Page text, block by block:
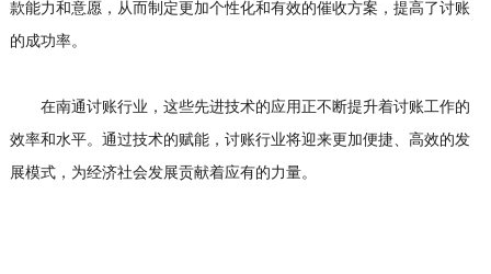
款能力和意愿，从而制定更加个性化和有效的催收方案，提高了讨账
的成功率。
在南通讨账行业，这些先进技术的应用正不断提升着讨账工作的
效率和水平。通过技术的赋能，讨账行业将迎来更加便捷、高效的发
展模式，为经济社会发展贡献着应有的力量。